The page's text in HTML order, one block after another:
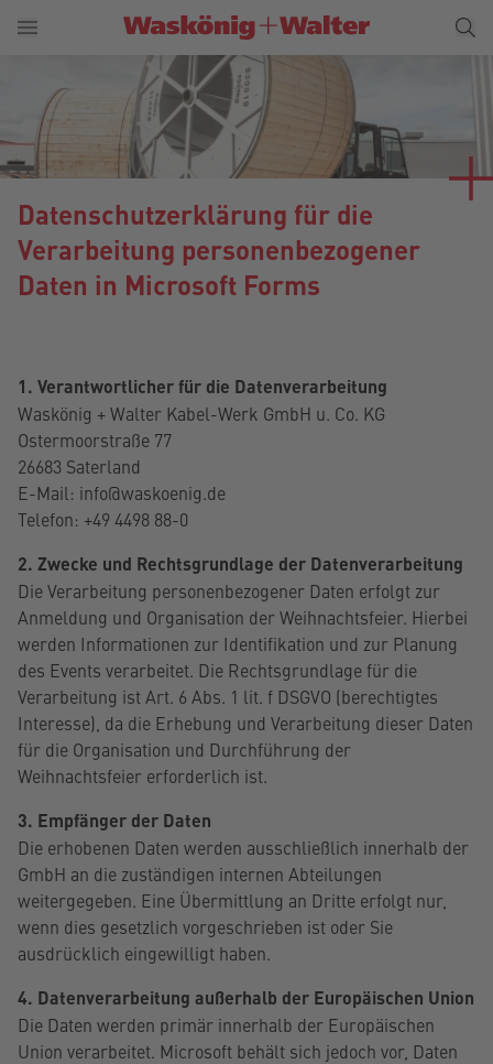
Datenschutzerklärung für die
Verarbeitung personenbezogener
Daten in Microsoft Forms
1. Verantwortlicher für die Datenverarbeitung
Waskönig + Walter Kabel-Werk GmbH u. Co. KG
Ostermoorstraße 77
26683 Saterland
E-Mail: info@waskoenig.de
Telefon: +49 4498 88-0
2. Zwecke und Rechtsgrundlage der Datenverarbeitung
Die Verarbeitung personenbezogener Daten erfolgt zur
Anmeldung und Organisation der Weihnachtsfeier. Hierbei
werden Informationen zur Identifikation und zur Planung
des Events verarbeitet. Die Rechtsgrundlage für die
Verarbeitung ist Art. 6 Abs. 1 lit. f DSGVO (berechtigtes
Interesse), da die Erhebung und Verarbeitung dieser Daten
für die Organisation und Durchführung der
Weihnachtsfeier erforderlich ist.
3. Empfänger der Daten
Die erhobenen Daten werden ausschließlich innerhalb der
GmbH an die zuständigen internen Abteilungen
weitergegeben. Eine Übermittlung an Dritte erfolgt nur,
wenn dies gesetzlich vorgeschrieben ist oder Sie
ausdrücklich eingewilligt haben.
4. Datenverarbeitung außerhalb der Europäischen Union
Die Daten werden primär innerhalb der Europäischen
Union verarbeitet. Microsoft behält sich jedoch vor, Daten